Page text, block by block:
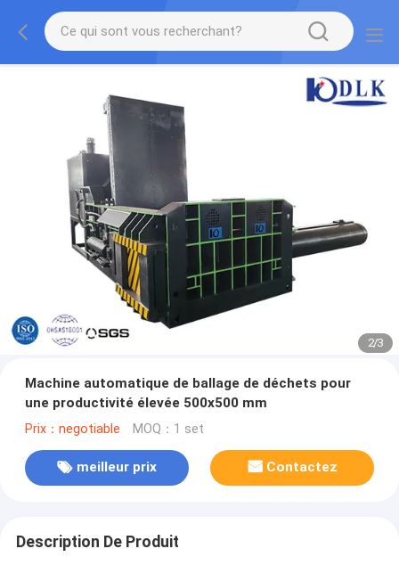
2/3
Machine automatique de ballage de déchets pour
une productivité élevée 500x500 mm
Prix：negotiable MOQ：1 set
meilleur prix Contactez
Description De Produit